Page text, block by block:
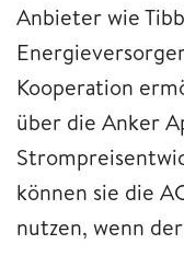
Anbieter wie
Kooperation
über die Anker
können sie die
nutzen, wenn